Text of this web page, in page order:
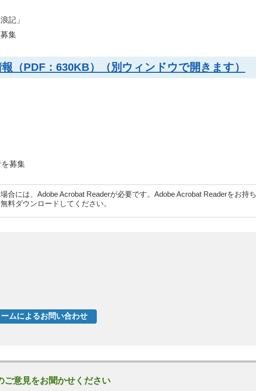
記」
集
（PDF：630KB）（別ウィンドウで開きます）
募集
合には、Adobe Acrobat Readerが必要です。Adobe Acrobat Readerをお持ち
料ダウンロードしてください。
ご意見をお聞かせください